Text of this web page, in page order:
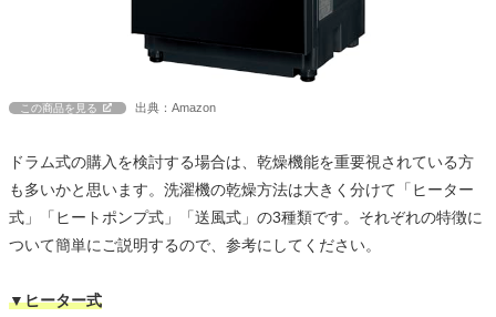
この商品を見る 出典：Amazon
ドラム式の購入を検討する場合は、乾燥機能を重要視されている方
も多いかと思います。洗濯機の乾燥方法は大きく分けて「ヒーター
式」「ヒートポンプ式」「送風式」の3種類です。それぞれの特徴に
ついて簡単にご説明するので、参考にしてください。
▼ヒーター式